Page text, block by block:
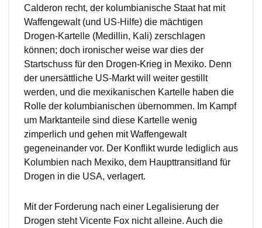
Calderon recht, der kolumbianische Staat hat mit
Waffengewalt (und US-Hilfe) die mächtigen
Drogen-Kartelle (Medillin, Kali) zerschlagen
können; doch ironischer weise war dies der
Startschuss für den Drogen-Krieg in Mexiko. Denn
der unersättliche US-Markt will weiter gestillt
werden, und die mexikanischen Kartelle haben die
Rolle der kolumbianischen übernommen. Im Kampf
um Marktanteile sind diese Kartelle wenig
zimperlich und gehen mit Waffengewalt
gegeneinander vor. Der Konflikt wurde lediglich aus
Kolumbien nach Mexiko, dem Haupttransitland für
Drogen in die USA, verlagert.
Mit der Forderung nach einer Legalisierung der
Drogen steht Vicente Fox nicht alleine. Auch die